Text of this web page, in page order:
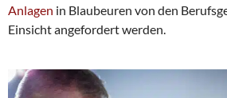
Anlagen in Blaubeuren von den
Einsicht angefordert werden.